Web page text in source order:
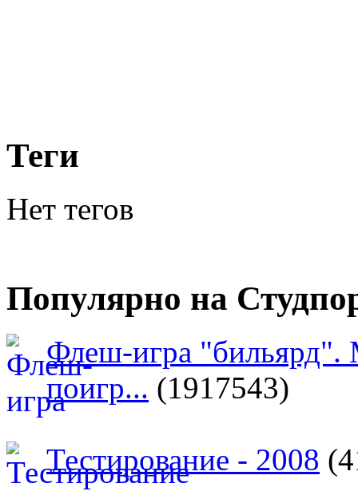
Теги
Нет тегов
Популярно на
Флеш-игра "бильярд".
поигр... (1917543)
Тестирование - 2008